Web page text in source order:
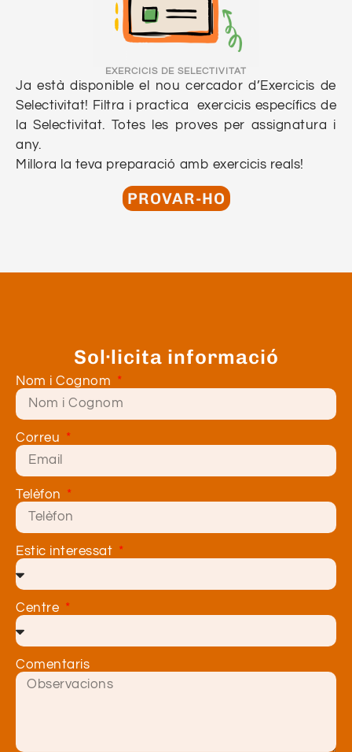
EXERCICIS DE SELECTIVITAT
Ja està disponible el nou cercador d’Exercicis de
Selectivitat! Filtra i practica exercicis específics de
la Selectivitat. Totes les proves per assignatura i
any.
Millora la teva preparació amb exercicis reals!
PROVAR-HO
Sol·licita informació
Nom i Cognom
Correu
Telèfon
Estic interessat
Centre
Comentaris